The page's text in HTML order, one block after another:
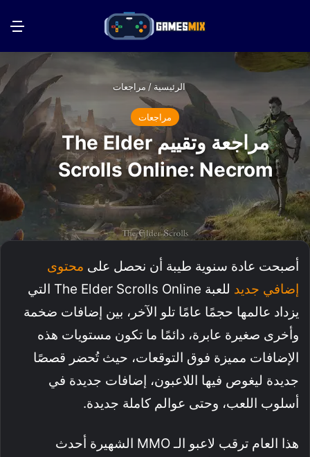
الرئيسية / مراجعات
مراجعات
مراجعة وتقييم The Elder
Scrolls Online: Necrom
أصبحت عادة سنوية طيبة أن نحصل على محتوى
إضافي جديد
للعبة The Elder Scrolls Online التي
يزداد عالمها حجمًا عامًا تلو الآخر، بين إضافات ضخمة
وأخرى صغيرة عابرة، دائمًا ما تكون مستويات هذه
الإضافات مميزة فوق التوقعات، حيث تُحضر قصصًا
جديدة ليغوص فيها اللاعبون، إضافات جديدة في
أسلوب اللعب، وحتى عوالم كاملة جديدة.
هذا العام ترقب لاعبو الـ MMO الشهيرة أحدث